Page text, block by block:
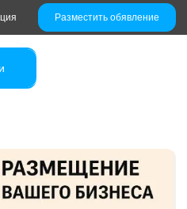
Разместить обявление